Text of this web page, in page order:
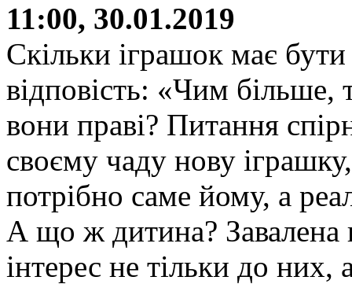
11:00, 30.01.2019
Скільки іграшок має
відповість: «Чим
вони праві? Питання
своєму чаду нову
потрібно саме йому, а
А що ж дитина? Завалена
інтерес не тільки до них,